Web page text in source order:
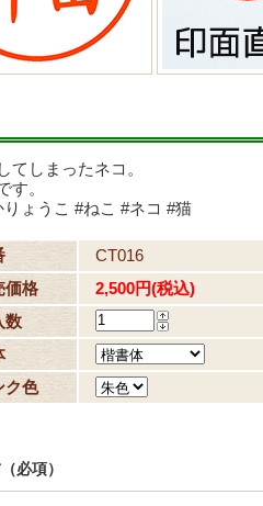
てしまったネコ。
す。
ょうこ #ねこ #ネコ #猫
CT016
価格
2,500円(税込)
数
ク色
必項）